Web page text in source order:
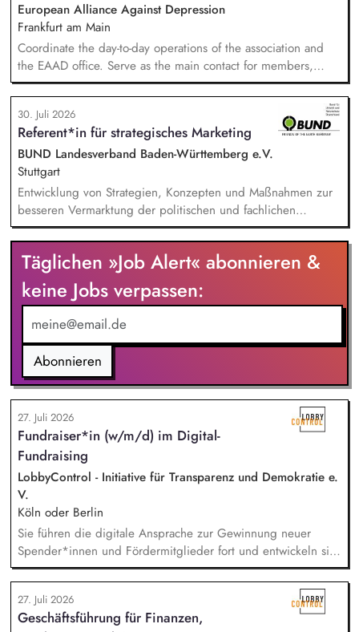
European Alliance Against Depression
Frankfurt am Main
Coordinate the day-to-day operations of the association and
the EAAD office. Serve as the main contact for members,
partners and general enquiries. Support the Board of
Directors by organising meetings, preparing documents and
following up on decisions. Coordinate the association's
website, newsletters and social media. Support awareness
campaigns and communication activities. Coordinate and
develop EAAD's fundraising activities.
30. Juli 2026
Referent*in für strategisches Marketing
BUND Landesverband Baden-Württemberg e.V.
Stuttgart
Entwicklung von Strategien, Konzepten und Maßnahmen zur
besseren Vermarktung der politischen und fachlichen
Aktivitäten des BUND Baden-Württemberg, Beratung,
Unterstützung und Qualifizierung der Haupt- und
Ehrenamtlichen im BUND zur Verbesserung der öffentlichen
Sichtbarkeit des BUND, Konzeptionelle Begleitung des
BUND-Auftritts bei Veranstaltungen, Aktionen u.ä.
Täglichen »Job Alert« abonnieren &
keine Jobs verpassen:
Abonnieren
27. Juli 2026
Fundraiser*in (w/m/d) im Digital-
Fundraising
LobbyControl - Initiative für Transparenz und Demokratie e.
V.
Köln oder Berlin
Sie führen die digitale Ansprache zur Gewinnung neuer
Spender*innen und Fördermitglieder fort und entwickeln sie
weiter. Sie sind verantwortlich für unsere E-Mailings und
steuern diese ganzheitlich - angefangen bei der Planung,
Zielgruppensegmentierung und Themenauswahl übers Texten
bis hin zur technischen Abwicklung und deren
27. Juli 2026
Geschäftsführung für Finanzen,